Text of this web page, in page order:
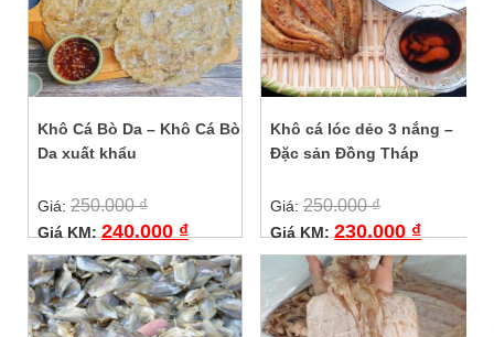
Khô Cá Bò Da – Khô Cá Bò
Da xuất khẩu
Giá: 250.000₫
Giá KM: 240.000₫
Khô cá lóc dẻo 3 nắng –
Đặc sản Đồng Tháp
Giá:250.000₫
Giá KM:230.000₫